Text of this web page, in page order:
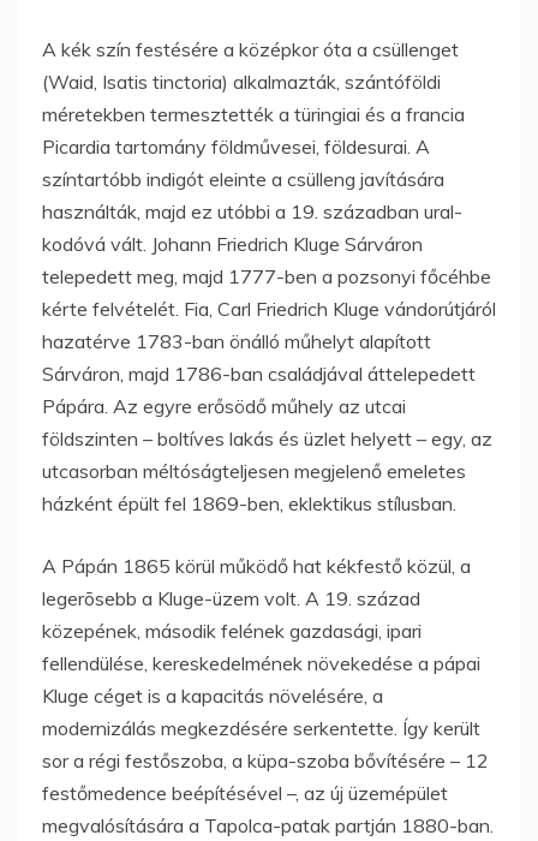
A kék szín festésére a középkor óta a csüllenget
(Waid, Isatis tinctoria) alkalmazták, szántóföldi
méretekben termesztették a türingiai és a francia
Picardia tartomány földművesei, földesurai. A
színtartóbb indigót eleinte a csülleng javítására
használták, majd ez utóbbi a 19. században ural-
kodóvá vált. Johann Friedrich Kluge Sárváron
telepedett meg, majd 1777-ben a pozsonyi főcéhbe
kérte felvételét. Fia, Carl Friedrich Kluge vándorútjáról
hazatérve 1783-ban önálló műhelyt alapított
Sárváron, majd 1786-ban családjával áttelepedett
Pápára. Az egyre erősödő műhely az utcai
földszinten – boltíves lakás és üzlet helyett – egy, az
utcasorban méltóságteljesen megjelenő emeletes
házként épült fel 1869-ben, eklektikus stílusban.
A Pápán 1865 körül működő hat kékfestő közül, a
legerõsebb a Kluge-üzem volt. A 19. század
közepének, második felének gazdasági, ipari
fellendülése, kereskedelmének növekedése a pápai
Kluge céget is a kapacitás növelésére, a
modernizálás megkezdésére serkentette. Így került
sor a régi festőszoba, a küpa-szoba bővítésére – 12
festőmedence beépítésével –, az új üzemépület
megvalósítására a Tapolca-patak partján 1880-ban.